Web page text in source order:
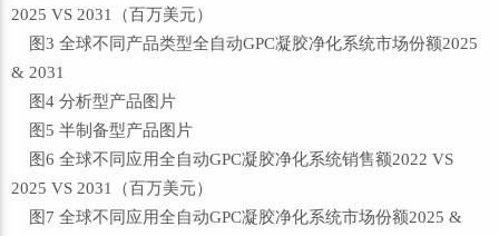
2025 VS 2031（百万美元）
图3 全球不同产品类型全自动GPC凝胶净化系统市场份额2025
& 2031
图4 分析型产品图片
图5 半制备型产品图片
图6 全球不同应用全自动GPC凝胶净化系统销售额2022 VS
2025 VS 2031（百万美元）
图7 全球不同应用全自动GPC凝胶净化系统市场份额2025 &